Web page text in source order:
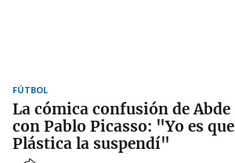
FÚTBOL
La cómica confusión de Abde
con Pablo Picasso: "Yo es que
Plástica la suspendí"